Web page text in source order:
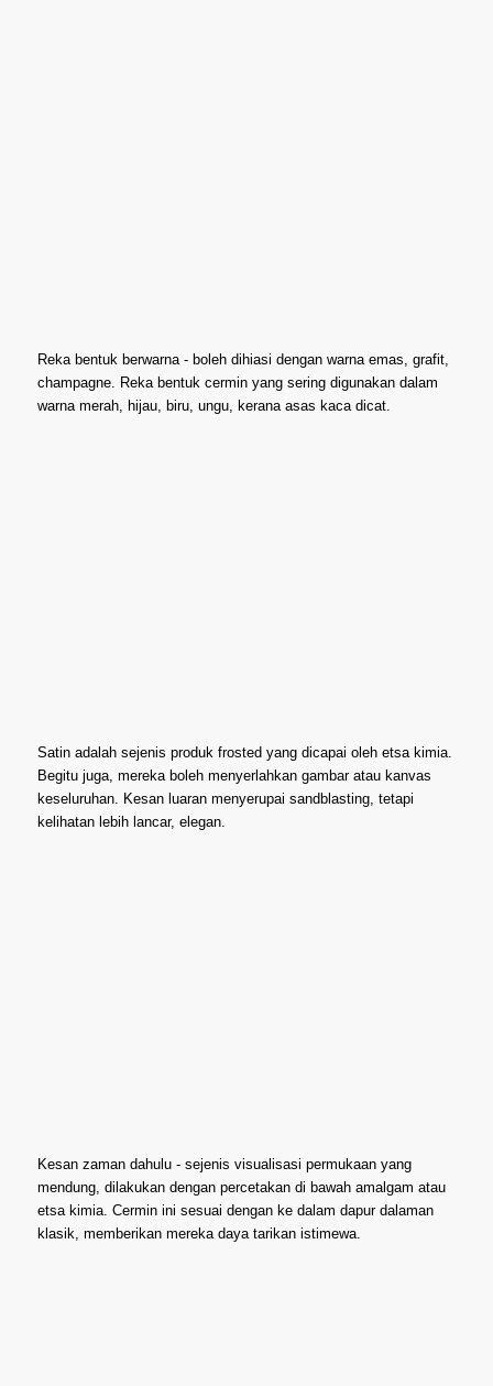
Reka bentuk berwarna - boleh dihiasi dengan warna emas, grafit,
champagne. Reka bentuk cermin yang sering digunakan dalam
warna merah, hijau, biru, ungu, kerana asas kaca dicat.
Satin adalah sejenis produk frosted yang dicapai oleh etsa kimia.
Begitu juga, mereka boleh menyerlahkan gambar atau kanvas
keseluruhan. Kesan luaran menyerupai sandblasting, tetapi
kelihatan lebih lancar, elegan.
Kesan zaman dahulu - sejenis visualisasi permukaan yang
mendung, dilakukan dengan percetakan di bawah amalgam atau
etsa kimia. Cermin ini sesuai dengan ke dalam dapur dalaman
klasik, memberikan mereka daya tarikan istimewa.